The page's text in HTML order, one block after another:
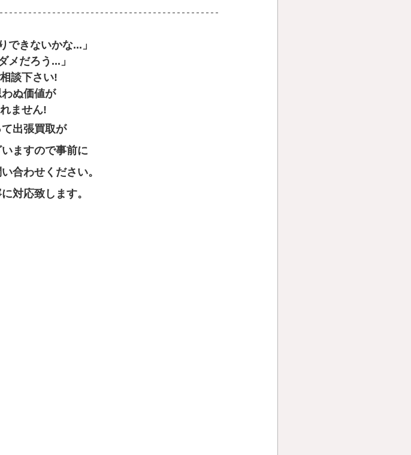
できないかな...」
メだろう...」
談下さい!
ぬ価値が
ません!
出張買取が
ますので事前に
合わせください。
対応致します。